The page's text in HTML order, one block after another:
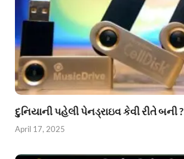
દુનિયાની પહેલી પેનડ્રાઇવ કેવી રીતે બની ?
April 17, 2025